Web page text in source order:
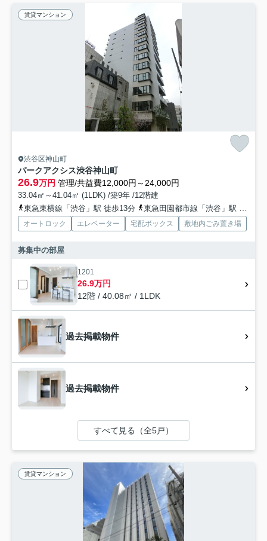
賃貸マンション
渋谷区神山町
パークアクシス渋谷神山町
26.9万円 管理/共益費12,000円～24,000円
33.04㎡～41.04㎡ (1LDK) /築9年 /12階建
東急東横線「渋谷」駅 徒歩13分
東急田園都市線「渋谷」駅 徒歩13分
オートロック エレベーター 宅配ボックス 敷地内ごみ置き場
募集中の部屋
1201
26.9万円
12階 / 40.08㎡ / 1LDK
過去掲載物件
過去掲載物件
すべて見る（全5戸）
賃貸マンション